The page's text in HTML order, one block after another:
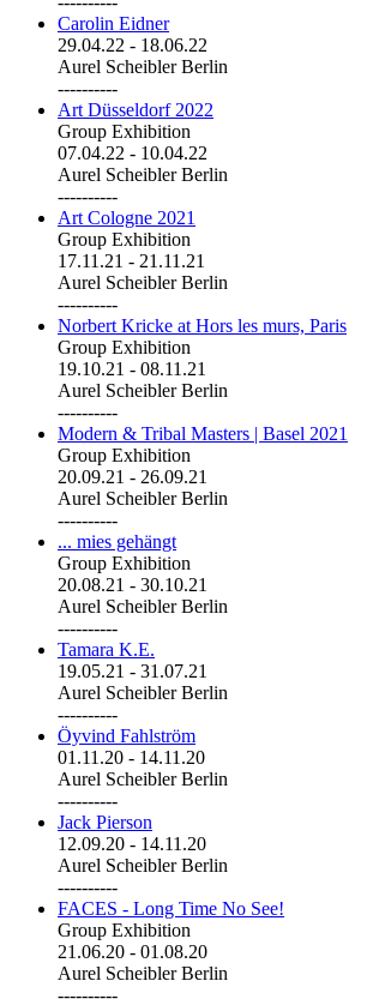
Carolin Eidner
29.04.22 - 18.06.22
Aurel Scheibler Berlin
----------
Art Düsseldorf 2022
Group Exhibition
07.04.22 - 10.04.22
Aurel Scheibler Berlin
----------
Art Cologne 2021
Group Exhibition
17.11.21 - 21.11.21
Aurel Scheibler Berlin
----------
Norbert Kricke at Hors les murs, Paris
Group Exhibition
19.10.21 - 08.11.21
Aurel Scheibler Berlin
----------
Modern & Tribal Masters | Basel 2021
Group Exhibition
20.09.21 - 26.09.21
Aurel Scheibler Berlin
----------
... mies gehängt
Group Exhibition
20.08.21 - 30.10.21
Aurel Scheibler Berlin
----------
Tamara K.E.
19.05.21 - 31.07.21
Aurel Scheibler Berlin
----------
Öyvind Fahlström
01.11.20 - 14.11.20
Aurel Scheibler Berlin
----------
Jack Pierson
12.09.20 - 14.11.20
Aurel Scheibler Berlin
----------
FACES - Long Time No See!
Group Exhibition
21.06.20 - 01.08.20
Aurel Scheibler Berlin
----------